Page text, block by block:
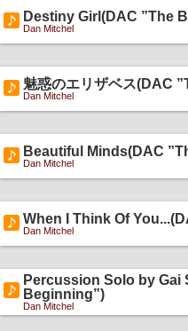
Destiny Girl(DAC ”The
Dan Mitchel
魅惑のエリザベス(DAC
Dan Mitchel
Beautiful Minds(DAC
Dan Mitchel
When I Think Of
Dan Mitchel
Percussion Solo by Gai
Beginning”)
Dan Mitchel